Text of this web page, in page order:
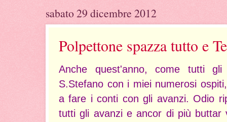
sabato 29 dicembre 2012
Polpettone spazza tutto e
Anche quest'anno, come tutti
S.Stefano con i miei numerosi
a fare i conti con gli avanzi. Odio
tutti gli avanzi e ancor di più buttar